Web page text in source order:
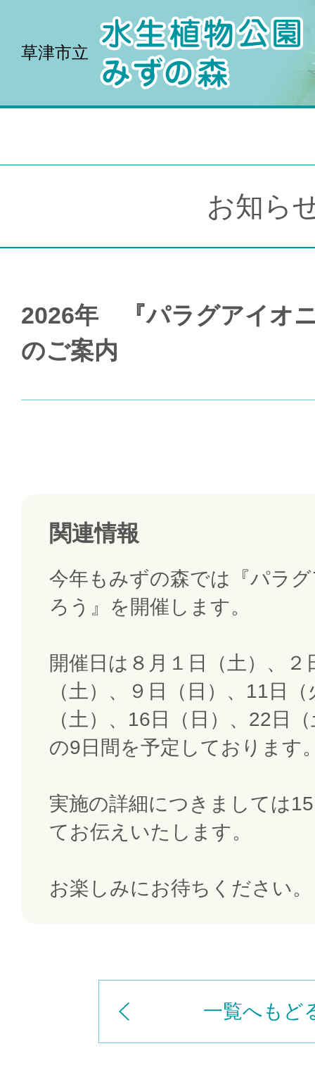
草津市立
お知ら
2026年 『パラグアイオ
のご案内
関連情報
今年もみずの森では『パラ
ろう』を開催します。
開催日は８月１日（土）、２
（土）、９日（日）、11日
（土）、16日（日）、22日
の9日間を予定しております
実施の詳細につきましては
てお伝えいたします。
お楽しみにお待ちください。
一覧へもど